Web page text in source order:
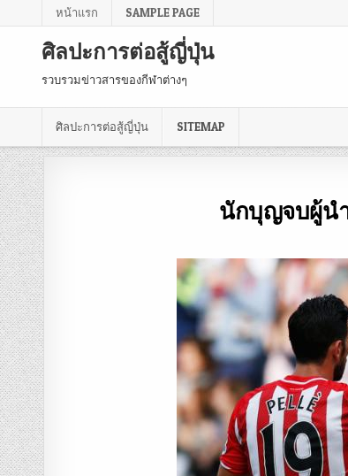
หน้าแรก SAMPLE PAGE
ศิลปะการต่อสู้ญี่ปุ่น
รวบรวมข่าวสารของกีฬาต่างๆ
ศิลปะการต่อสู้ญี่ปุ่น SITEMAP
นักบุญจบผู้นำ